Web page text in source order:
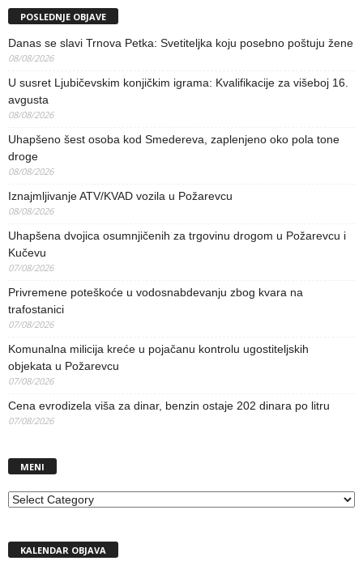
POSLEDNJE OBJAVE
Danas se slavi Trnova Petka: Svetiteljka koju posebno poštuju žene
08/08/2026
U susret Ljubičevskim konjičkim igrama: Kvalifikacije za višeboj 16.
avgusta
08/08/2026
Uhapšeno šest osoba kod Smedereva, zaplenjeno oko pola tone
droge
08/08/2026
Iznajmljivanje ATV/KVAD vozila u Požarevcu
08/08/2026
Uhapšena dvojica osumnjičenih za trgovinu drogom u Požarevcu i
Kučevu
07/08/2026
Privremene poteškoće u vodosnabdevanju zbog kvara na
trafostanici
07/08/2026
Komunalna milicija kreće u pojačanu kontrolu ugostiteljskih
objekata u Požarevcu
07/08/2026
Cena evrodizela viša za dinar, benzin ostaje 202 dinara po litru
07/08/2026
MENI
MENI
KALENDAR OBJAVA